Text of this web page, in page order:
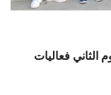
الثاني فعاليات